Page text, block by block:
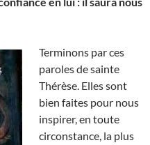
Terminons par ces
paroles de sainte
Thérèse. Elles sont
bien faites pour nous
inspirer, en toute
circonstance, la plus